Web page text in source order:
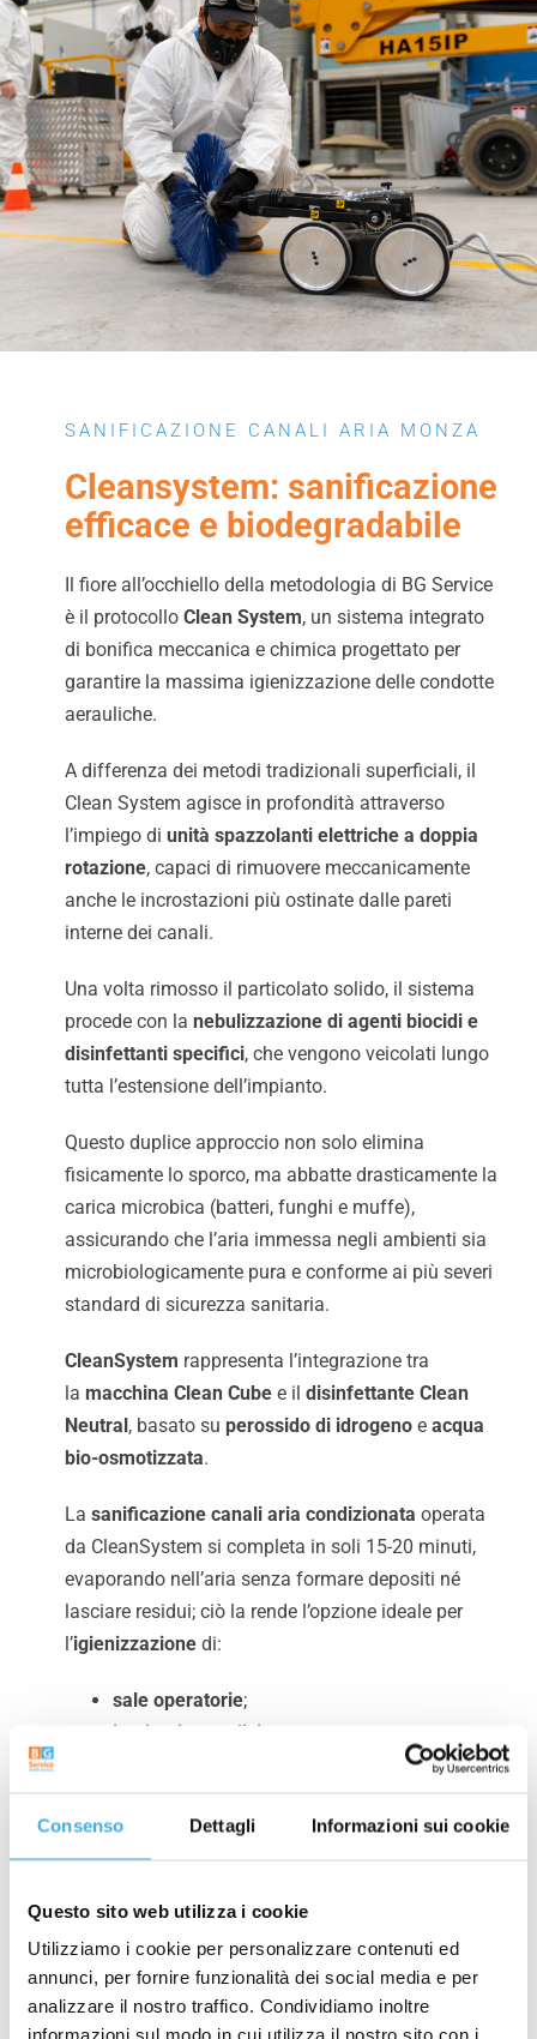
Consenso Dettagli Informazioni sui cookie
Questo sito web utilizza i cookie
Utilizziamo i cookie per personalizzare contenuti ed
annunci, per fornire funzionalità dei social media e per
analizzare il nostro traffico. Condividiamo inoltre
informazioni sul modo in cui utilizza il nostro sito con i
SANIFICAZIONE CANALI ARIA MONZA
Cleansystem: sanificazione
efficace e biodegradabile
Il fiore all’occhiello della metodologia di BG Service
è il protocollo Clean System, un sistema integrato
di bonifica meccanica e chimica progettato per
garantire la massima igienizzazione delle condotte
aerauliche.
A differenza dei metodi tradizionali superficiali, il
Clean System agisce in profondità attraverso
l’impiego di unità spazzolanti elettriche a doppia
rotazione, capaci di rimuovere meccanicamente
anche le incrostazioni più ostinate dalle pareti
interne dei canali.
Una volta rimosso il particolato solido, il sistema
procede con la nebulizzazione di agenti biocidi e
disinfettanti specifici, che vengono veicolati lungo
tutta l’estensione dell’impianto.
Questo duplice approccio non solo elimina
fisicamente lo sporco, ma abbatte drasticamente la
carica microbica (batteri, funghi e muffe),
assicurando che l’aria immessa negli ambienti sia
microbiologicamente pura e conforme ai più severi
standard di sicurezza sanitaria.
CleanSystem rappresenta l’integrazione tra
la macchina Clean Cubee il disinfettante Clean
Neutral, basato su perossido di idrogenoe acqua
bio-osmotizzata.
La sanificazione canali aria condizionata operata
da CleanSystem si completa in soli 15-20 minuti,
evaporando nell’aria senza formare depositi né
lasciare residui; ciò la rende l’opzione ideale per
l’igienizzazionedi:
sale operatorie;
impianti aeraulici;
cliniche
edufficicon condotte aerauliche;
ambienti indoor
CleanSystemassicura unasanificazione
efficace ebiodegradabileoltre il 99%.